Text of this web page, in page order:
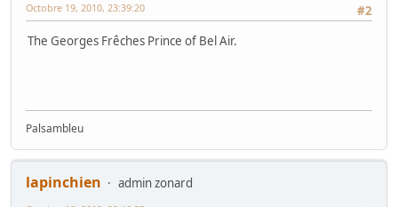
#2
Octobre 19, 2010, 23:39:20
The Georges Frêches Prince of Bel Air.
Palsambleu
lapinchien
admin zonard